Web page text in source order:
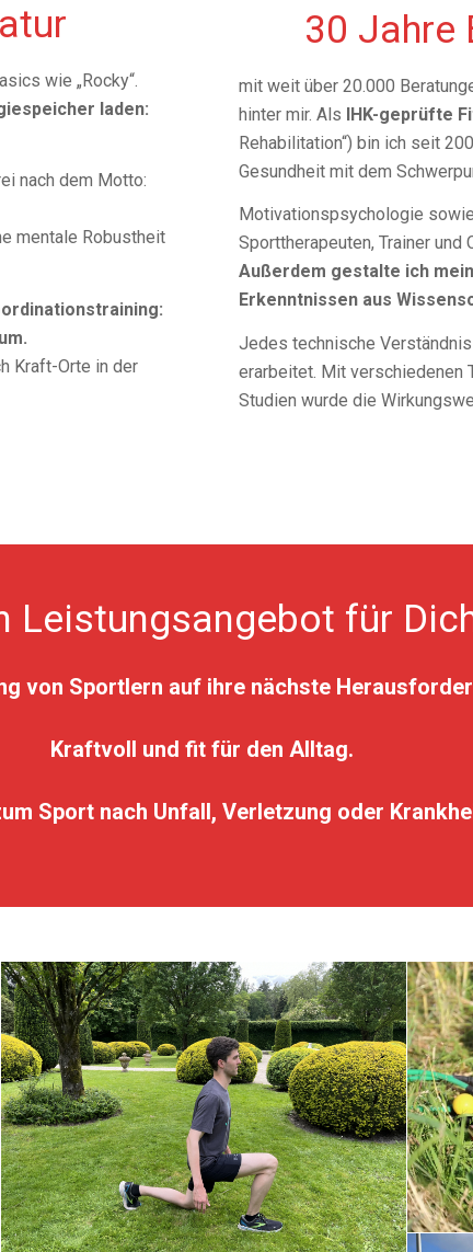
wie „Rocky“.
laden:
nach dem Motto:
mentale Robustheit
Kraft-Orte in der
30 Jahre
mit weit über 20.000
hinter mir. Als IHK-geprüfte
Rehabilitation“) bin ich seit
Gesundheit mit dem
Motivationspsychologie
Sporttherapeuten, Trainer
Außerdem gestalte ich
Erkenntnissen aus
Jedes technische
erarbeitet. Mit verschiedenen
Studien wurde die
Leistungsangebot für
von Sportlern auf ihre nächste
Kraftvoll und fit für den Alltag.
Sport nach Unfall, Verletzung oder